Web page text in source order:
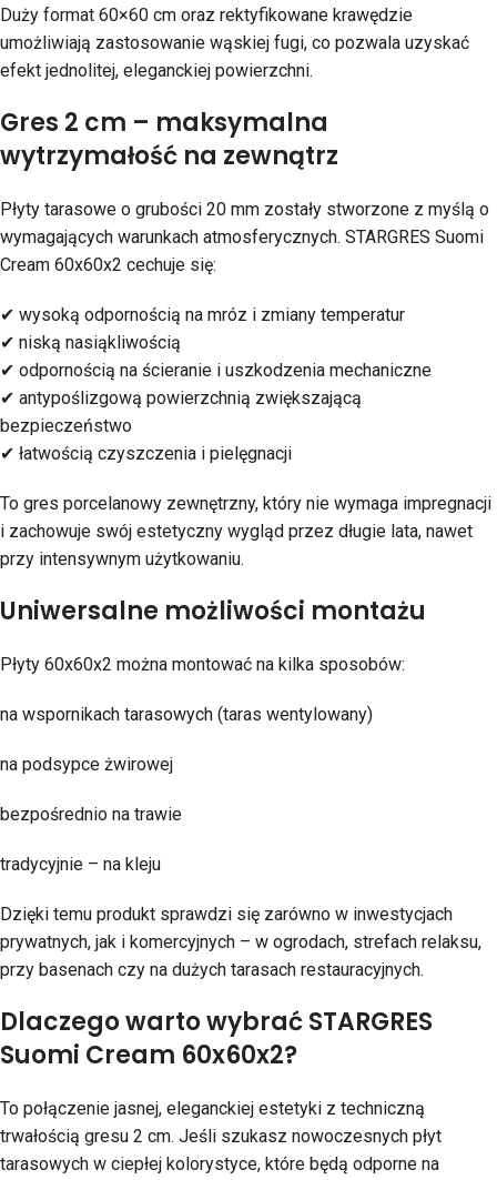
Duży format 60×60 cm oraz rektyfikowane krawędzie
umożliwiają zastosowanie wąskiej fugi, co pozwala uzyskać
efekt jednolitej, eleganckiej powierzchni.
Gres 2 cm – maksymalna
wytrzymałość na zewnątrz
Płyty tarasowe o grubości 20 mm zostały stworzone z myślą o
wymagających warunkach atmosferycznych. STARGRES Suomi
Cream 60x60x2 cechuje się:
✔ wysoką odpornością na mróz i zmiany temperatur
✔ niską nasiąkliwością
✔ odpornością na ścieranie i uszkodzenia mechaniczne
✔ antypoślizgową powierzchnią zwiększającą
bezpieczeństwo
✔ łatwością czyszczenia i pielęgnacji
To gres porcelanowy zewnętrzny, który nie wymaga impregnacji
i zachowuje swój estetyczny wygląd przez długie lata, nawet
przy intensywnym użytkowaniu.
Uniwersalne możliwości montażu
Płyty 60x60x2 można montować na kilka sposobów:
na wspornikach tarasowych (taras wentylowany)
na podsypce żwirowej
bezpośrednio na trawie
tradycyjnie – na kleju
Dzięki temu produkt sprawdzi się zarówno w inwestycjach
prywatnych, jak i komercyjnych – w ogrodach, strefach relaksu,
przy basenach czy na dużych tarasach restauracyjnych.
Dlaczego warto wybrać STARGRES
Suomi Cream 60x60x2?
To połączenie jasnej, eleganckiej estetyki z techniczną
trwałością gresu 2 cm. Jeśli szukasz nowoczesnych płyt
tarasowych w ciepłej kolorystyce, które będą odporne na